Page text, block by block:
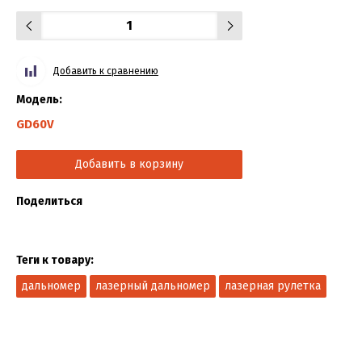
Добавить к сравнению
Модель:
GD60V
Добавить в корзину
Поделиться
Теги к товару:
дальномер
лазерный дальномер лазерная рулетка